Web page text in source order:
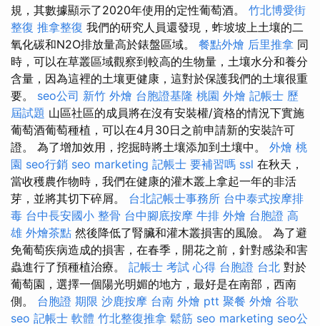
規，其數據顯示了2020年使用的定性葡萄酒。 竹北博愛街
整復 推拿整復 我們的研究人員還發現，蚱坡坡上土壤的二
氧化碳和N2O排放量高於錶盤區域。 餐點外燴 后里推拿 同
時，可以在草叢區域觀察到較高的生物量，土壤水分和養分
含量，因為這裡的土壤更健康，這對於保護我們的土壤很重
要。 seo公司 新竹 外燴 台胞證基隆 桃園 外燴 記帳士 歷
屆試題 山區社區的成員將在沒有安裝權/資格的情況下實施
葡萄酒葡萄種植，可以在4月30日之前申請新的安裝許可
證。 為了增加效用，挖掘時將土壤添加到土壤中。 外燴 桃
園 seo行銷 seo marketing 記帳士 要補習嗎 ssl 在秋天，
當收穫農作物時，我們在健康的灌木叢上拿起一年的非活
芽，並將其切下碎屑。 台北記帳士事務所 台中泰式按摩排
毒 台中長安國小 整骨 台中腳底按摩 牛排 外燴 台胞證 高
雄 外燴茶點 然後降低了腎臟和灌木叢損害的風險。 為了避
免葡萄疾病造成的損害，在春季，開花之前，針對感染和害
蟲進行了預種植治療。 記帳士 考試 心得 台胞證 台北 對於
葡萄園，選擇一個陽光明媚的地方，最好是在南部，西南
側。 台胞證 期限 沙鹿按摩 台南 外燴 ptt 聚餐 外燴 谷歌
seo 記帳士 軟體 竹北整復推拿 鬆筋 seo marketing seo公